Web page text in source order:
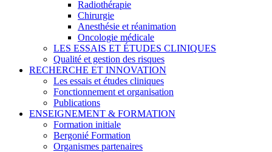
Radiothérapie
Chirurgie
Anesthésie et réanimation
Oncologie médicale
LES ESSAIS ET ÉTUDES CLINIQUES
Qualité et gestion des risques
RECHERCHE ET INNOVATION
Les essais et études cliniques
Fonctionnement et organisation
Publications
ENSEIGNEMENT & FORMATION
Formation initiale
Bergonié Formation
Organismes partenaires